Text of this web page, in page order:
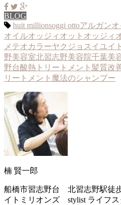
で
共
有
(新
し
い
ウ
ィ
ン
ド
ウ
で
開
き
す)
ッ
ク
し
て
く
だ
さ
い
(新
し
い
ィ
ン
ド
ウ
で
開
き
ま
す)
BLOG
huit millionsoggi ottoアルガン
オイルオッジィオット オッジィ
メテオカラーヤクジョスイ ユイ
野美容室北習志野美容院千葉美
野台酸熱トリートメント 髪質改
リートメント 魔法のシャンプー
楠 賢一郎
船橋市習志野台 北習志野駅徒
イトミリオンズ stylist ライフ